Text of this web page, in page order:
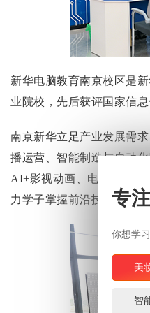
新华电脑教育南京校区是
业 院校，先后获评国家信
南京新华立足产业发展需
播运营、智能制造与自动
AI+影视动画、电子商务等
力学子掌握前沿技能，实
专
你想学
美
智